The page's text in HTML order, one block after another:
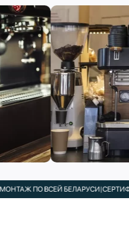
ПО ВСЕЙ БЕЛАРУСИ|